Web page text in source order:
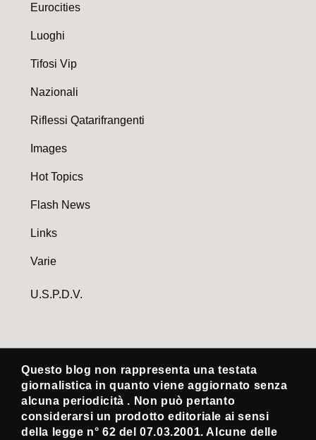
Eurocities
Luoghi
Tifosi Vip
Nazionali
Riflessi Qatarifrangenti
Images
Hot Topics
Flash News
Links
Varie
U.S.P.D.V.
Questo blog non rappresenta una testata
giornalistica in quanto viene aggiornato senza
alcuna periodicità . Non può pertanto
considerarsi un prodotto editoriale ai sensi
della legge n° 62 del 07.03.2001. Alcune delle